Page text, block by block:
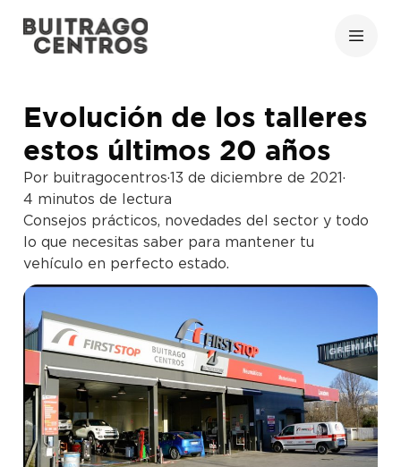
Evolución de los talleres
estos últimos 20 años
Por buitragocentros·13 de diciembre de 2021·
4 minutos de lectura
Consejos prácticos, novedades del sector y todo
lo que necesitas saber para mantener tu
vehículo en perfecto estado.